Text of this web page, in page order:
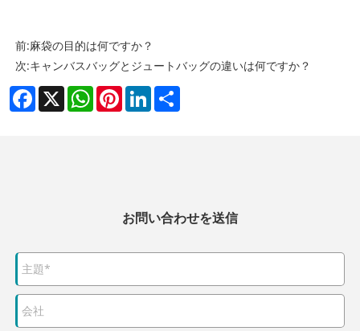
前:麻袋の目的は何ですか？
次:キャンバスバッグとジュートバッグの違いは何ですか？
Facebook
X WhatsAppPinterestLinkedIn
お問い合わせを送信